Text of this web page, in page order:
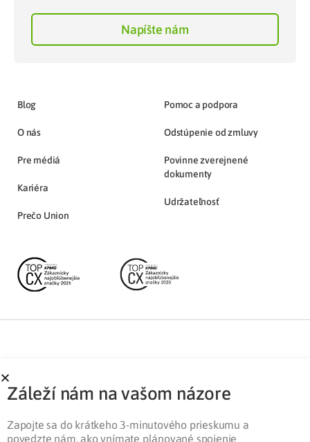
Napíšte nám
Blog
O nás
Pre médiá
Kariéra
Prečo Union
Pomoc a podpora
Odstúpenie od zmluvy
Povinne zverejnené
dokumenty
Udržateľnosť
Partnerská zóna Ochrana osobných údajov
Záleží nám na vašom názore
Zapojte sa do krátkeho 3-minutového prieskumu a
povedzte nám, ako vnímate plánované spojenie